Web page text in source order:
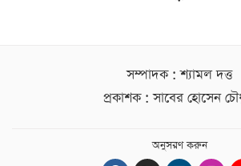
সম্পাদক : শ্যামল দত্ত
প্রকাশক : সাবের হোসেন
অনুসরণ করুন